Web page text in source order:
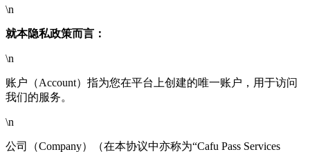
\n
就本隐私政策而言：
\n
账户（Account）指为您在平台上创建的唯一账户，用于访问
我们的服务。
\n
公司（Company）（在本协议中亦称为“Cafu Pass Services